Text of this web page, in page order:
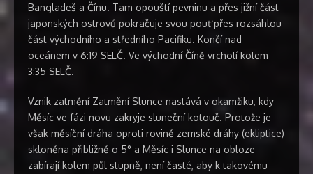
Bangladeš a Čínu. Tam opouští pevninu a přes jižní část
japonských ostrovů pokračuje svou pouť přes rozsáhlou
část východního a středního Pacifiku. Končí nad
oceánem v 6:19 SELČ. Ve východní Číně vrcholí kolem
3:35 SELČ.
Vznik zatmění Zatmění Slunce nastává v okamžiku, kdy
Měsíc ve fázi novu zakryje sluneční kotouč. Protože je
však měsíční dráha oproti rovině zemské dráhy (ekliptice)
skloněna přibližně o 5° a Měsíc i Slunce na obloze
zabírají kolem půl stupně, není časté, aby k takovému